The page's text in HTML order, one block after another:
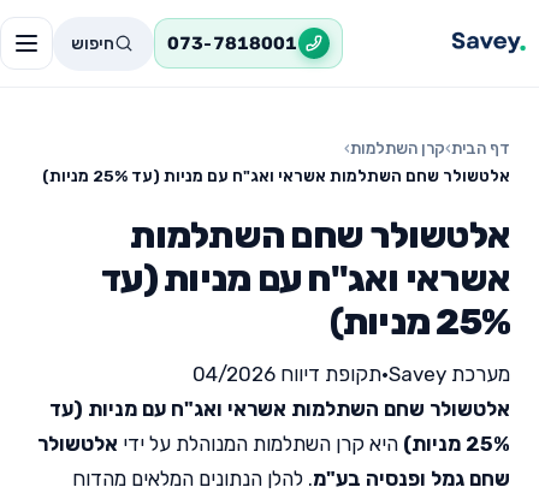
073-7818001 חיפוש
דף הבית›קרן השתלמות›
אלטשולר שחם השתלמות אשראי ואג"ח עם מניות (עד 25% מניות)
אלטשולר שחם השתלמות
אשראי ואג"ח עם מניות (עד
25% מניות)
מערכת Savey •תקופת דיווח 04/2026
אלטשולר שחם השתלמות אשראי ואג"ח עם מניות (עד
25% מניות)
היא קרן השתלמות המנוהלת על ידי אלטשולר
שחם גמל ופנסיה בע"מ. להלן הנתונים המלאים מהדוח